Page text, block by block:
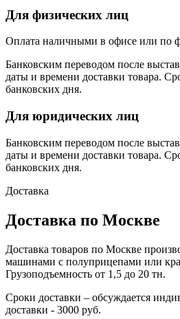
Для физических лиц
Оплата наличными в офисе или по
Банковским переводом после
даты и времени доставки товара.
банковских дня.
Для юридических лиц
Банковским переводом после
даты и времени доставки товара.
банковских дня.
Доставка
Доставка по Москве
Доставка товаров по Москве
машинами с полуприцепами или
Грузоподъемность от 1,5 до 20 тн.
Сроки доставки – обсуждается
доставки - 3000 руб.